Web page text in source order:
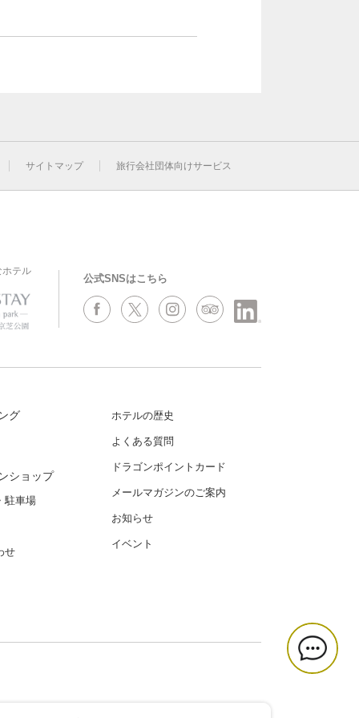
サイトマップ 旅行会社団体向けサービス
ホテル
公式SNSはこちら
グ
ショップ
駐車場
せ
ホテルの歴史
よくある質問
ドラゴンポイントカード
メールマガジンのご案内
お知らせ
イベント